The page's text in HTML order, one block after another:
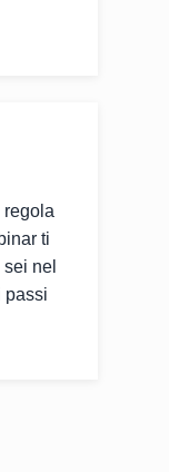
regola
ti
nel
passi